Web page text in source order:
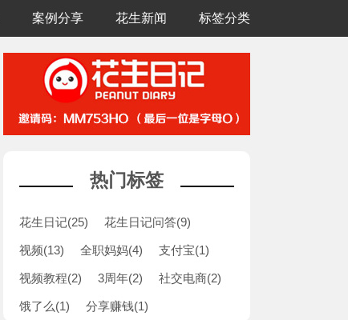
案例分享 花生新闻 标签分类
热门标签
花生日记(25) 花生日记问答(9)
视频(13) 全职妈妈(4) 支付宝(1)
视频教程(2) 3周年(2) 社交电商(2)
饿了么(1) 分享赚钱(1)